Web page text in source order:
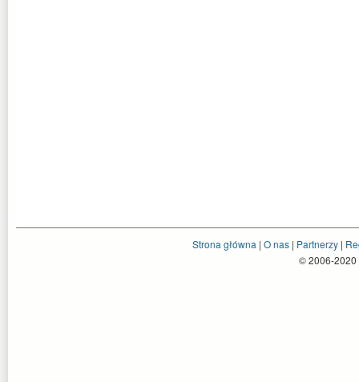
Strona główna | O nas| Partnerzy|
© 2006-2020